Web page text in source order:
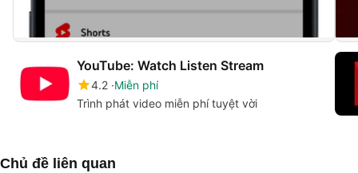
YouTube: Watch Listen Stream
4.2 Miễn phí
Trình phát video miễn phí tuyệt vời
Chủ đề liên quan